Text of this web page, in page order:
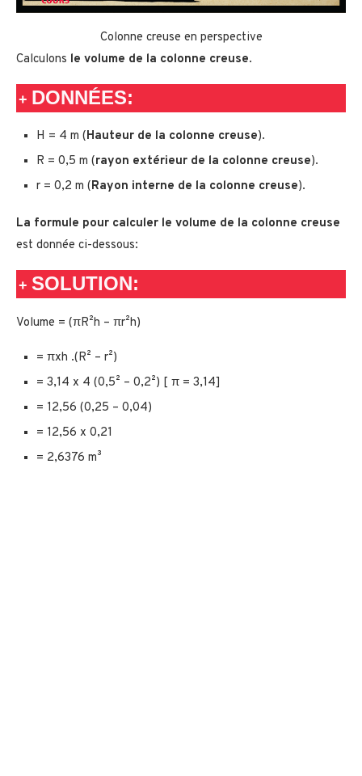
Colonne creuse en perspective
Calculons le volume de la colonne creuse.
+ DONNÉES:
H = 4 m (Hauteur de la colonne creuse).
R = 0,5 m (rayon extérieur de la colonne creuse).
r = 0,2 m (Rayon interne de la colonne creuse).
La formule pour calculer le volume de la colonne creuse
est donnée ci-dessous:
+ SOLUTION:
Volume = (πR²h – πr²h)
= πxh .(R² – r²)
= 3,14 x 4 (0,5² – 0,2²) [ π = 3,14]
= 12,56 (0,25 – 0,04)
= 12,56 x 0,21
= 2,6376 m³